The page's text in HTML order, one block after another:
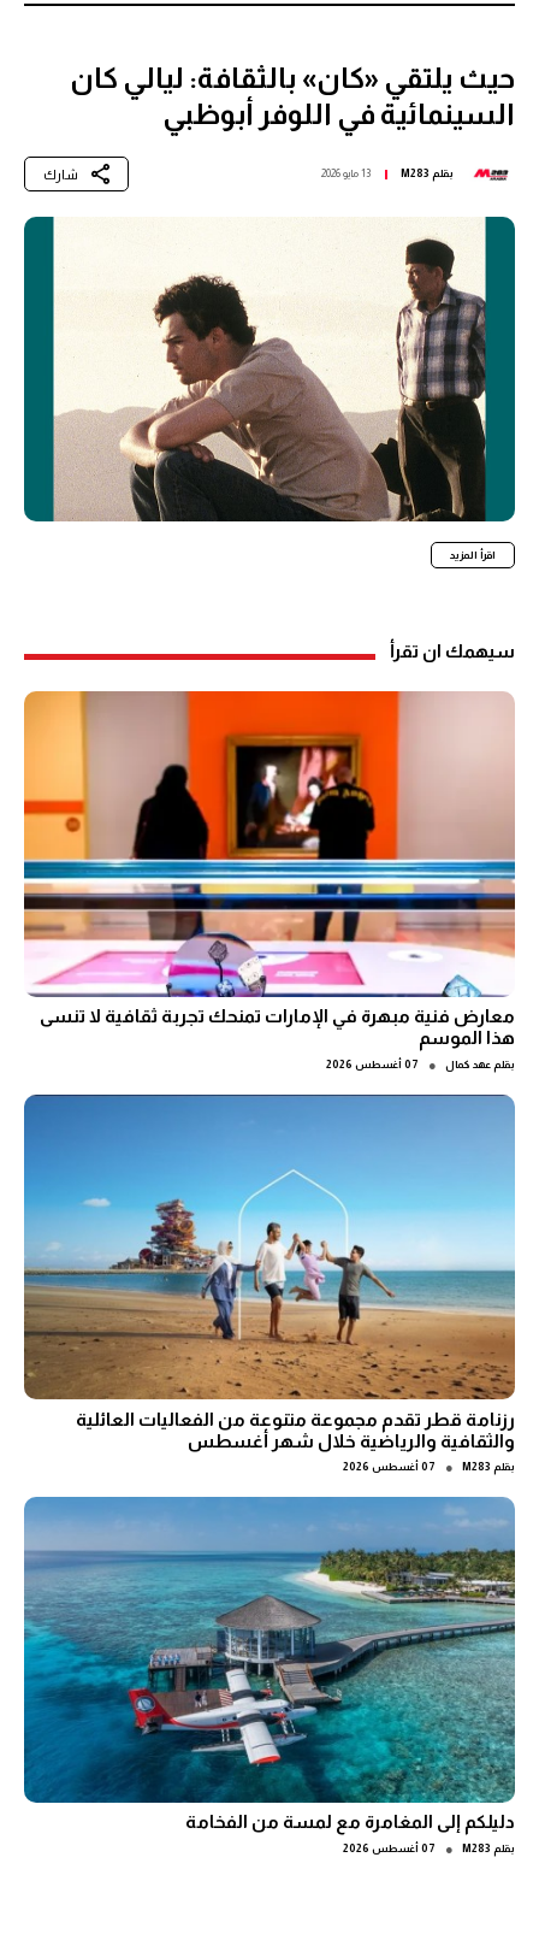
حيث يلتقي «كان» بالثقافة: ليالي كان
السينمائية في اللوفر أبوظبي
بقلم M283 13 مايو 2026 شارك
اقرأ المزيد
سيهمك ان تقرأ
معارض فنية مبهرة في الإمارات تمنحك تجربة ثقافية لا تنسى
هذا الموسم
بقلم عهد كمال ● 07 أغسطس 2026
رزنامة قطر تقدم مجموعة متنوعة من الفعاليات العائلية
والثقافية والرياضية خلال شهر أغسطس
بقلم M283
● 07 أغسطس 2026
دليلكم إلى المغامرة مع لمسة من الفخامة
بقلم M283
● 07 أغسطس 2026